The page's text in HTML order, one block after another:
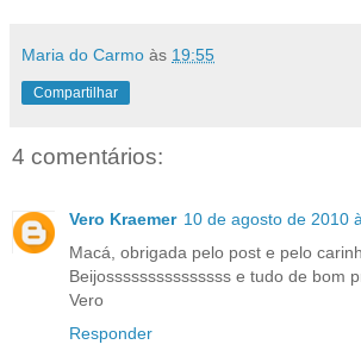
Maria do Carmo às 19:55
Compartilhar
4 comentários:
Vero Kraemer 10 de agosto de 2010
Macá, obrigada pelo post e pelo
Beijosssssssssssssss e tudo de bom
Vero
Responder